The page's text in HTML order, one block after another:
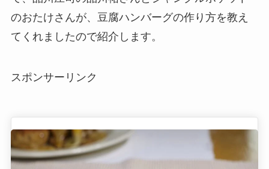
のおたけさんが、豆腐ハンバーグの作り方を教え
てくれましたので紹介します。
スポンサーリンク